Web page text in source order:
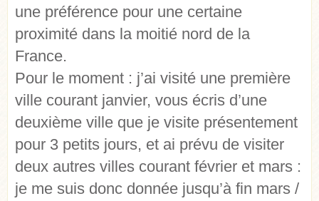
une préférence pour une certaine
proximité dans la moitié nord de la
France.
Pour le moment : j’ai visité une première
ville courant janvier, vous écris d’une
deuxième ville que je visite présentement
pour 3 petits jours, et ai prévu de visiter
deux autres villes courant février et mars :
je me suis donc donnée jusqu’à fin mars /